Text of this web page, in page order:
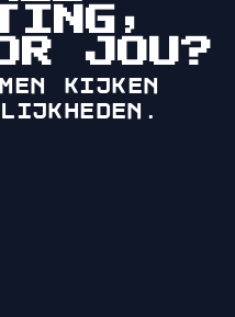
JOU?
kijken